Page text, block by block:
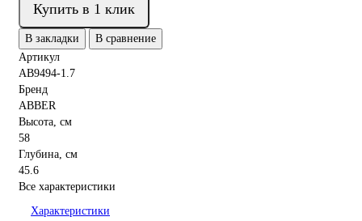
Купить в 1 клик
В закладки
В сравнение
Артикул
AB9494-1.7
Бренд
ABBER
Высота, см
58
Глубина, см
45.6
Все характеристики
Характеристики